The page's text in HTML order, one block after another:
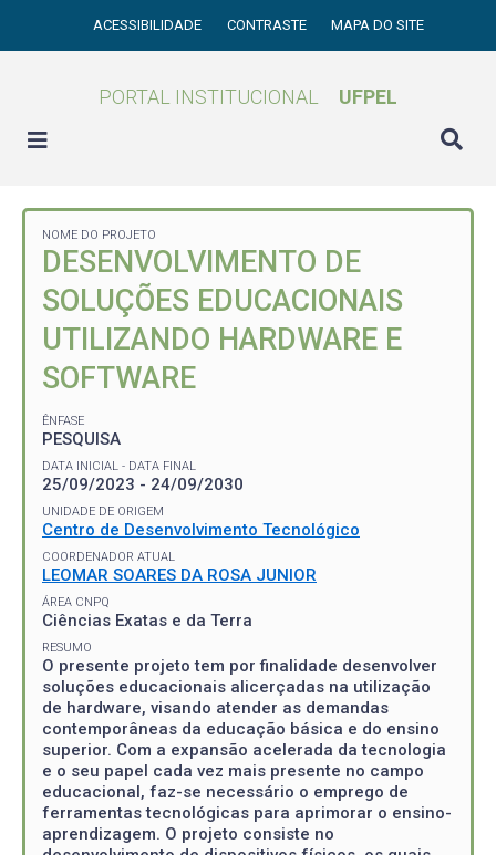
ACESSIBILIDADE CONTRASTE MAPA DO SITE
PORTAL INSTITUCIONAL UFPEL
NOME DO PROJETO
DESENVOLVIMENTO DE
SOLUÇÕES EDUCACIONAIS
UTILIZANDO HARDWARE E
SOFTWARE
ÊNFASE
PESQUISA
DATA INICIAL - DATA FINAL
25/09/2023 - 24/09/2030
UNIDADE DE ORIGEM
Centro de Desenvolvimento Tecnológico
COORDENADOR ATUAL
LEOMAR SOARES DA ROSA JUNIOR
ÁREA CNPQ
Ciências Exatas e da Terra
RESUMO
O presente projeto tem por finalidade desenvolver
soluções educacionais alicerçadas na utilização
de hardware, visando atender as demandas
contemporâneas da educação básica e do ensino
superior. Com a expansão acelerada da tecnologia
e o seu papel cada vez mais presente no campo
educacional, faz-se necessário o emprego de
ferramentas tecnológicas para aprimorar o ensino-
aprendizagem. O projeto consiste no